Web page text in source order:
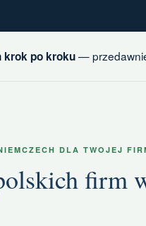
krok po kroku—
DLA TWOJEJ